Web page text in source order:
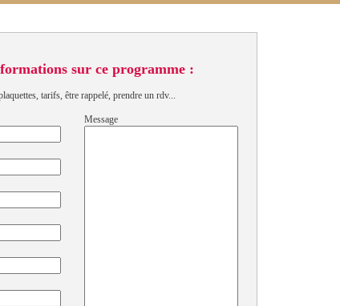
sur ce programme :
tarifs, être rappelé, prendre un rdv...
Message